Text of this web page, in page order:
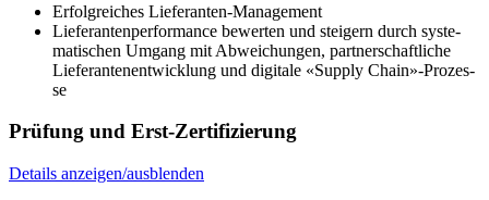
Erfolgreiches Lieferanten-Management
Lie­fe­ran­tenperformance be­wer­ten und stei­gern durch sy­ste­
ma­ti­schen Um­gang mit Ab­wei­chun­gen, part­ner­schaft­li­che
Lie­fe­ran­ten­ent­wick­lung und di­gi­ta­le «Sup­ply Chain»-Pro­zes­
se
Prüfung und Erst-Zertifizierung
Details anzeigen/ausblenden